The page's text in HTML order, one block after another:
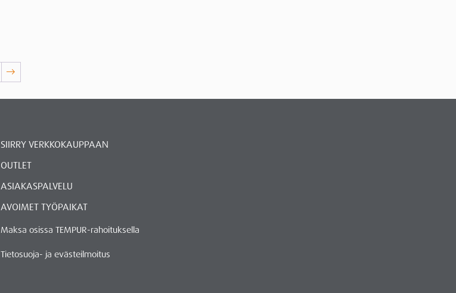
→
SIIRRY VERKKOKAUPPAAN
OUTLET
ASIAKASPALVELU
AVOIMET TYÖPAIKAT
Maksa osissa TEMPUR-rahoituksella
Tietosuoja- ja evästeilmoitus